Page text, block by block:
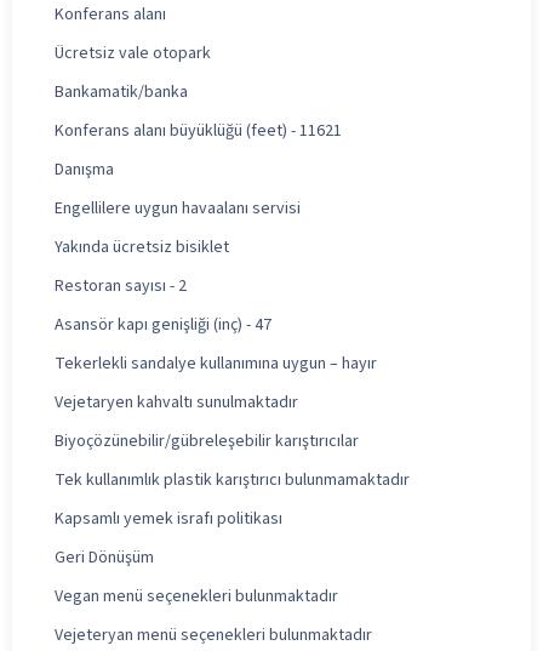
Konferans alanı
Ücretsiz vale otopark
Bankamatik/banka
Konferans alanı büyüklüğü (feet) - 11621
Danışma
Engellilere uygun havaalanı servisi
Yakında ücretsiz bisiklet
Restoran sayısı - 2
Asansör kapı genişliği (inç) - 47
Tekerlekli sandalye kullanımına uygun – hayır
Vejetaryen kahvaltı sunulmaktadır
Biyoçözünebilir/gübreleşebilir karıştırıcılar
Tek kullanımlık plastik karıştırıcı bulunmamaktadır
Kapsamlı yemek israfı politikası
Geri Dönüşüm
Vegan menü seçenekleri bulunmaktadır
Vejeteryan menü seçenekleri bulunmaktadır